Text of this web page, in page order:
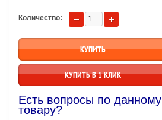
Количество:
КУПИТЬ В 1 КЛИК
Есть вопросы по данному
товару?